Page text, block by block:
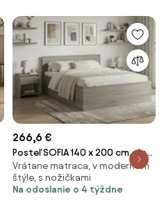
266,6 €
Posteľ SOFIA 140 x 200 cm, dub
hľuzovka Rošt: S lamelovým
roštom, Matrac: Matrac DELUXE
10 cm
Vrátane matraca, v modernom
štýle, s nožičkami
Na odoslanie o 4 týždne